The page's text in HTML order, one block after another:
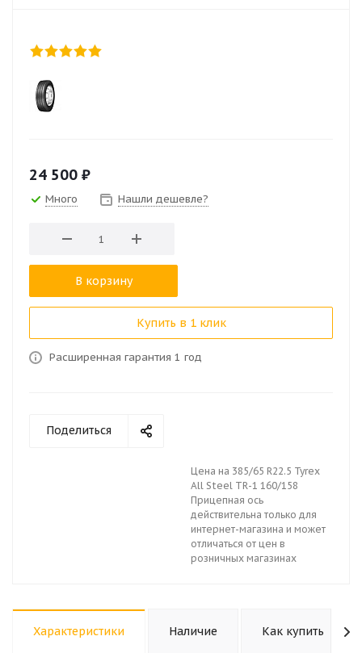
24 500 ₽
Много Нашли дешевле?
В корзину
Купить в 1 клик
Расширенная гарантия 1 год
Поделиться
Цена на 385/65 R22.5 Tyrex
All Steel TR-1 160/158
Прицепная ось
действительна только для
интернет-магазина и может
отличаться от цен в
розничных магазинах
Характеристики Наличие Как купить